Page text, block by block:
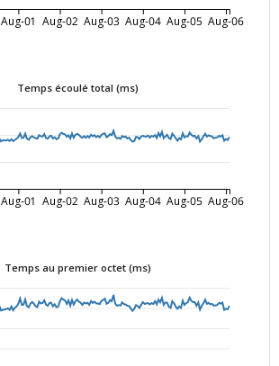
Aug-01 Aug-02 Aug-03 Aug-04 Aug-05 Aug-06
Temps écoulé total (ms)
Aug-01 Aug-02 Aug-03 Aug-04 Aug-05 Aug-06
Temps au premier octet (ms)